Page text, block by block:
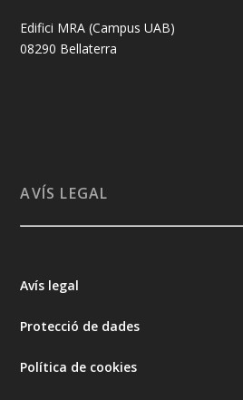
Edifici MRA (Campus UAB)
08290 Bellaterra
AVÍS LEGAL
Avís legal
Protecció de dades
Política de cookies